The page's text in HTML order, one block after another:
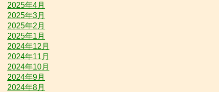
2025年4月
2025年3月
2025年2月
2025年1月
2024年12月
2024年11月
2024年10月
2024年9月
2024年8月